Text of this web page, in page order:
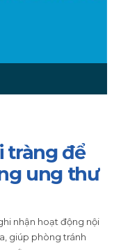
tràng để
ung thư
nhận hoạt động nội
giúp phòng tránh